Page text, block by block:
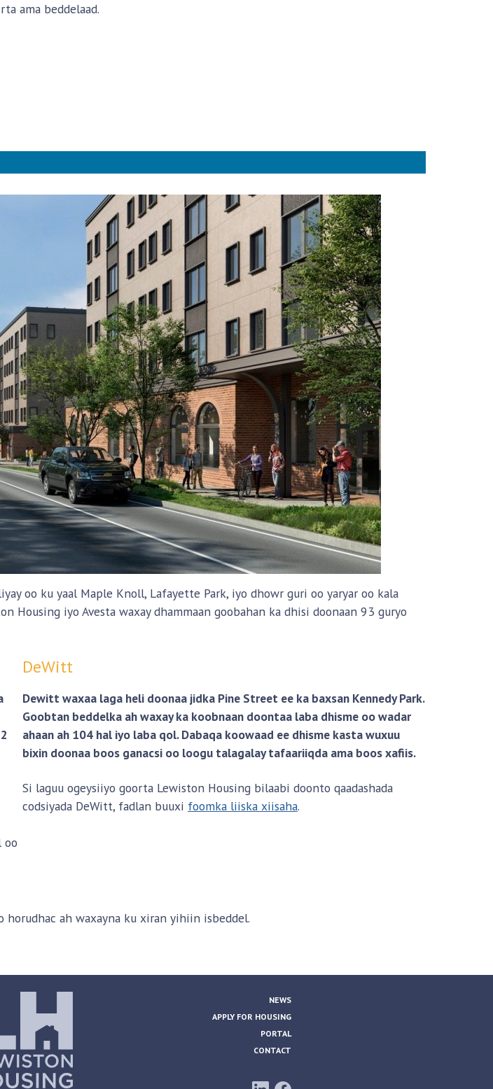
ama beddelaad.
oo ku yaal Maple Knoll, Lafayette Park, iyo dhowr guri oo yaryar oo kala
Housing iyo Avesta waxay dhammaan goobahan ka dhisi doonaan 93 guryo
oo
DeWitt
Dewitt waxaa laga heli doonaa jidka Pine Street ee ka baxsan Kennedy Park.
Goobtan beddelka ah waxay ka koobnaan doontaa laba dhisme oo wadar
ahaan ah 104 hal iyo laba qol. Dabaqa koowaad ee dhisme kasta wuxuu
bixin doonaa boos ganacsi oo loogu talagalay tafaariiqda ama boos xafiis.
Si laguu ogeysiiyo goorta Lewiston Housing bilaabi doonto qaadashada
codsiyada DeWitt, fadlan buuxi foomka liiska xiisaha.
horudhac ah waxayna ku xiran yihiin isbeddel.
NEWS
APPLY FOR HOUSING
PORTAL
CONTACT